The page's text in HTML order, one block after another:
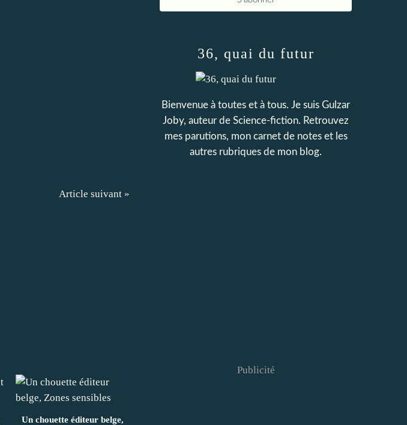
Article suivant »
Un chouette éditeur belge,
36, quai du futur
Bienvenue à toutes et à tous. Je suis Gulzar
Joby, auteur de Science-fiction. Retrouvez
mes parutions, mon carnet de notes et les
autres rubriques de mon blog.
Publicité